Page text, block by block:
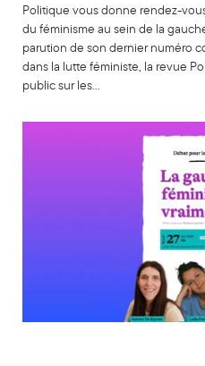
Politique vous donne rendez-
du féminisme au sein de la
parution de son dernier numéro
dans la lutte féministe, la revue
public sur les…